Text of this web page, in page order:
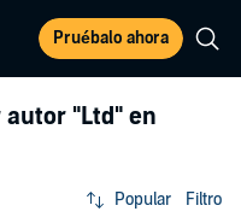
Pruébalo ahora
autor "Ltd" en
Popular Filtro